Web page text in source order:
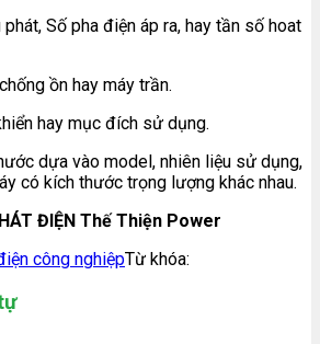
Số pha điện áp ra, hay tần số hoat
ồn hay máy trần.
hay mục đích sử dụng.
dựa vào model, nhiên liệu sử dụng,
có kích thước trọng lượng khác nhau.
ĐIỆN Thế Thiện Power
công nghiệpTừ khóa: